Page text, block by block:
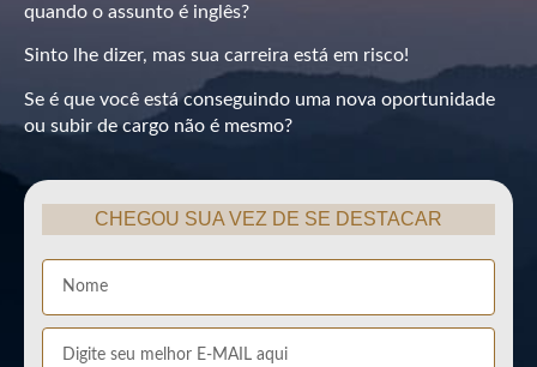
quando o assunto é inglês?
Sinto lhe dizer, mas sua carreira está em risco!
Se é que você está conseguindo uma nova oportunidade
ou subir de cargo não é mesmo?
CHEGOU SUA VEZ DE SE DESTACAR